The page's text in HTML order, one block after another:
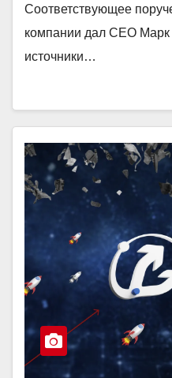
Соответствующее
компании дал CEO
источники…